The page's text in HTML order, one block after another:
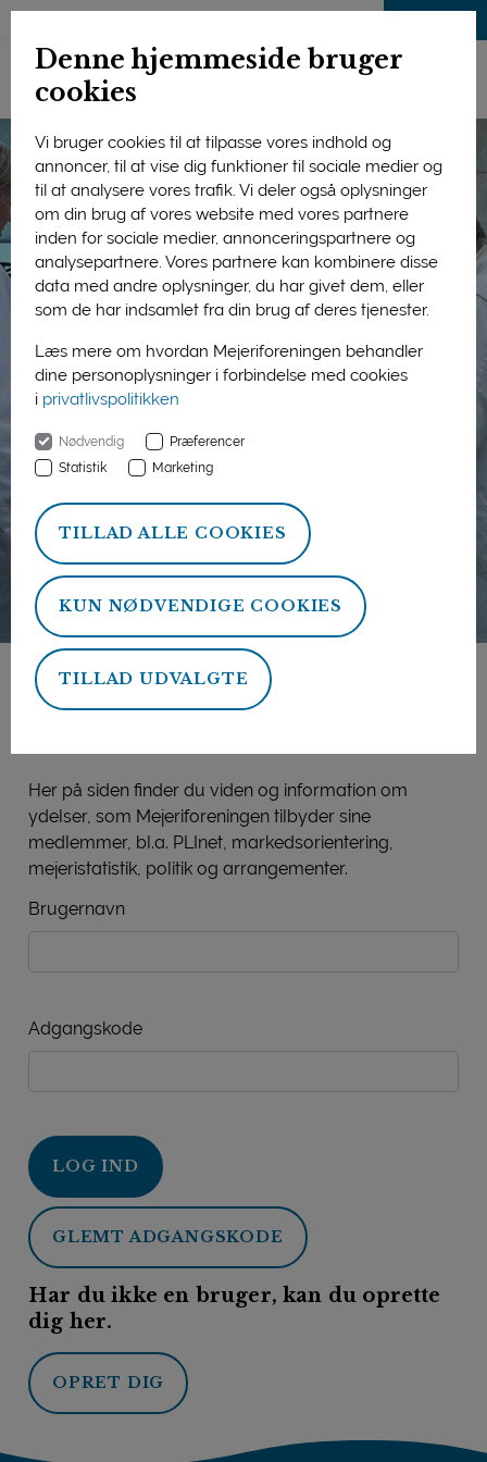
Denne hjemmeside bruger
cookies
Vi bruger cookies til at tilpasse vores indhold og
annoncer, til at vise dig funktioner til sociale medier og
til at analysere vores trafik. Vi deler også oplysninger
om din brug af vores website med vores partnere
inden for sociale medier, annonceringspartnere og
analysepartnere. Vores partnere kan kombinere disse
data med andre oplysninger, du har givet dem, eller
som de har indsamlet fra din brug af deres tjenester.
Læs mere om hvordan Mejeriforeningen behandler
dine personoplysninger i forbindelse med cookies
i privatlivspolitikken
Nødvendig
Præferencer
Statistik
Marketing
TILLAD ALLE COOKIES
KUN NØDVENDIGE COOKIES
TILLAD UDVALGTE
Mejeriforeningens
Her på siden finder du viden og information om
ydelser, som Mejeriforeningen tilbyder sine
medlemmer, bl.a. PLInet, markedsorientering,
mejeristatistik, politik og arrangementer.
Brugernavn
Adgangskode
LOG IND
GLEMT ADGANGSKODE
Har du ikke en bruger, kan du oprette
dig her.
OPRET DIG